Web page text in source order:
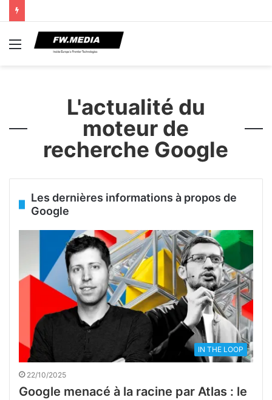
Menu
L'actualité du
moteur de
recherche Google
Les dernières informations à propos de
Google
IN THE LOOP
22/10/2025
Google menacé à la racine par Atlas : le